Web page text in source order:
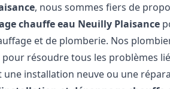
, nous sommes fiers de
chauffe eau Neuilly Plaisance
et de plomberie. Nos
résoudre tous les problèmes
une installation neuve ou une